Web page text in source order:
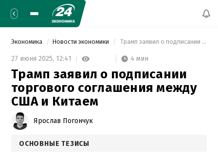
Экономика Новости экономики Трамп заявил о подписании торгового соглашения между США и Китаем
27 июня 2025, 12:41 4 мин
Трамп заявил о подписании
торгового соглашения между
США и Китаем
Ярослав Погончук
ОСНОВНЫЕ ТЕЗИСЫ